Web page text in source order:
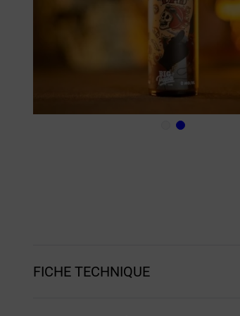
FICHE TECHNIQUE